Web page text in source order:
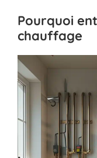
Pourquoi
chauffage